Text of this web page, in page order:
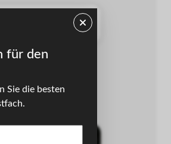
für den
Sie die besten